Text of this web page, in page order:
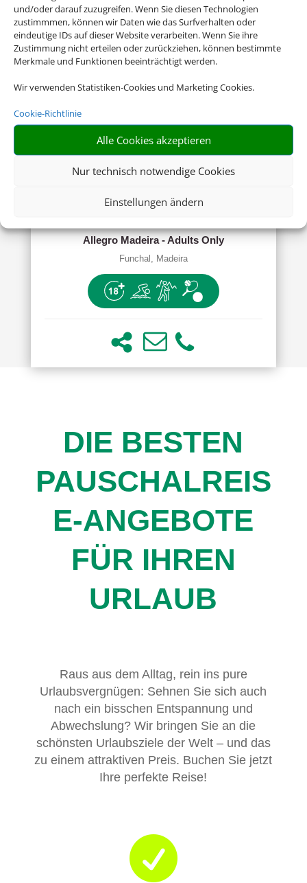
und/oder darauf zuzugreifen. Wenn Sie diesen Technologien
zustimmmen, können wir Daten wie das Surfverhalten oder
eindeutige IDs auf dieser Website verarbeiten. Wenn Sie ihre
Zustimmung nicht erteilen oder zurückziehen, können bestimmte
Merkmale und Funktionen beeinträchtigt werden.
Wir verwenden Statistiken-Cookies und Marketing Cookies.
Cookie-Richtlinie
Alle Cookies akzeptieren
Nur technisch notwendige Cookies
Einstellungen ändern
Meliá Internacional Varadero
Kuba, Varadero
ab 517.00 € (p.P.)
Allegro Madeira - Adults Only
Funchal, Madeira
DIE BESTEN
PAUSCHALREIS
E-ANGEBOTE
FÜR IHREN
URLAUB
Raus aus dem Alltag, rein ins pure
Urlaubsvergnügen: Sehnen Sie sich auch
nach ein bisschen Entspannung und
Abwechslung? Wir bringen Sie an die
schönsten Urlaubsziele der Welt – und das
zu einem attraktiven Preis. Buchen Sie jetzt
Ihre perfekte Reise!
